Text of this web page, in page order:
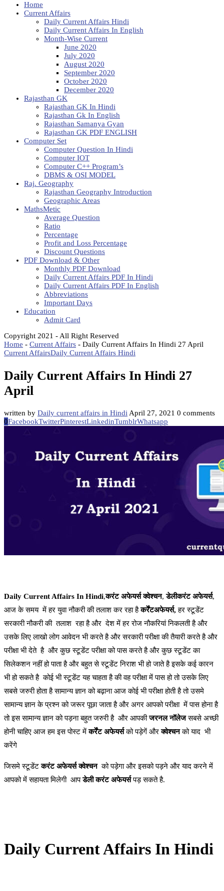
Home
Current Affairs
Daily Current Affairs Hindi
Daily Current Affairs In English
Month-Wise Current
June 2020
July 2020
August 2020
September 2020
October 2020
December 2020
Rajasthan GK
Rajasthan GK In Hindi
Rajasthan Gk In English
Rajasthan Samanya Gyan
Rajasthan GK PDF ENGLISH
Computer Set
Computer Question In Hindi
Computer IOT
Computer C++ Program’s
DBMS & OSI MODEL
Raj. Geography
Rajasthan Geography Introduction
Geographic Areas
MathsMetic
Average Question
Ratio
Percentage
Profit and Loss Percentage
Discount Questions
PDF Download & Other
Monthly PDF Download
Daily Current Affairs PDF In Hindi
Daily Current Affairs PDF In English
Abbreviations
Important Days
Education
Admit Card
Copyright 2021 - All Right Reserved
Home - Current Affairs - Daily Current Affairs In Hindi 27 April
Current AffairsDaily Current Affairs Hindi
Daily Current Affairs In Hindi 27
April
written by Daily current affairs in Hindi April 27, 2021 0 comments
0FacebookTwitterPinterestLinkedinTumblrWhatsapp
Daily Current Affairs In Hindi,करंट अफेयर्स क्वेश्चन,डेलीकरंट अफेयर्स,
आज के समय में हर युवा नौकरी की तलाश कर रहा हैकर्रेंटअफेयर्स, हर स्टूडेंट
सरकारी नौकरी की तलाश रहा है और देश में हर रोज नौकरियां निकलती है और
उसके लिए लाखो लोग आवेदन भी करते है और सरकारी परीक्षा की तैयारी करते है और
परीक्षा भी देते है और कुछ स्टूडेंट परीक्षा को पास करते है और कुछ स्टूडेंट का
सिलेकशन नहीं हो पाता है और बहुत से स्टूडेंट निराश भी हो जाते है इसके कई कारन
भी हो सकते है कोई भी स्टूडेंट यह चाहता है की वह परीक्षा में पास हो तो उसके लिए
सबसे जरुरी होता है सामान्य ज्ञान को बढ़ाना आज कोई भी परीक्षा होती है तो उसमे
सामान्य ज्ञान के प्रश्न को जरूर पूछा जाता है और अगर आपको परीक्षा में पास होना है
तो इस सामान्य ज्ञान को पड़ना बहुत जरुरी है और आपकीजरनल नॉलेजसबसे अच्छी
होनी चाहिए आज हम इस पोस्ट मेंकर्रेंट अफेयर्सको पड़ेगें औरक्वेश्चनको याद भी
करेंगे
जिसमे स्टूडेंटकरंट अफेयर्स क्वेश्चनको पड़ेगा और इसको पड़ने और याद करने में
आपको में सहायता मिलेगी आपडेली करंट अफेयर्सपड़ सकते है.
Daily Current Affairs In Hindi